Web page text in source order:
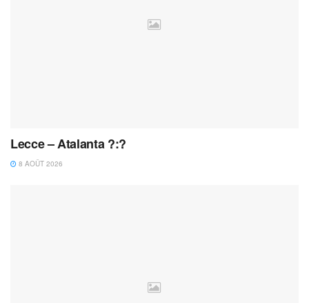
Lecce – Atalanta ?:?
8 AOÛT 2026